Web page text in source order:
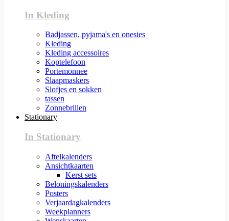
In Kleding
Badjassen, pyjama's en onesies
Kleding
Kleding accessoires
Koptelefoon
Portemonnee
Slaapmaskers
Slofjes en sokken
tassen
Zonnebrillen
Stationary
In Stationary
Aftelkalenders
Ansichtkaarten
Kerst sets
Beloningskalenders
Posters
Verjaardagkalenders
Weekplanners